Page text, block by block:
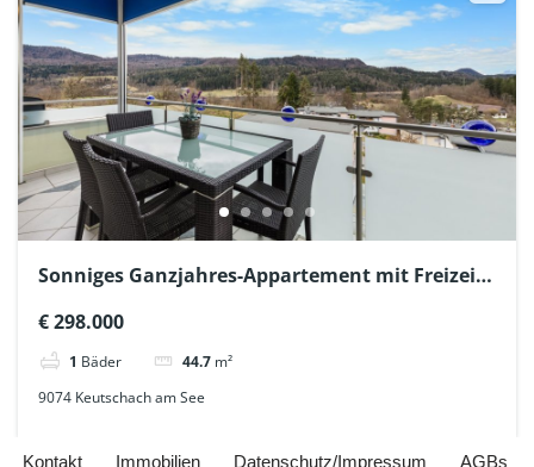
Sonniges Ganzjahres-Appartement mit Freizeit-
€ 298.000
1 Bäder 44.7 m²
9074 Keutschach am See
Kontakt Immobilien Datenschutz/Impressum AGBs